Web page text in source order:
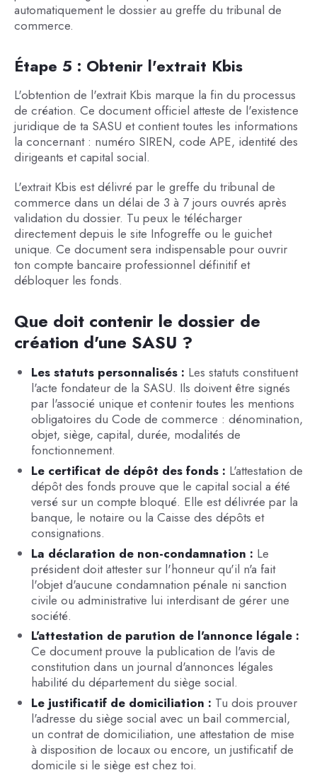
automatiquement le dossier au greffe du tribunal de
commerce.
Étape 5 : Obtenir l'extrait Kbis
L'obtention de l'extrait Kbis marque la fin du processus
de création. Ce document officiel atteste de l'existence
juridique de ta SASU et contient toutes les informations
la concernant : numéro SIREN, code APE, identité des
dirigeants et capital social.
L'extrait Kbis est délivré par le greffe du tribunal de
commerce dans un délai de 3 à 7 jours ouvrés après
validation du dossier. Tu peux le télécharger
directement depuis le site Infogreffe ou le guichet
unique. Ce document sera indispensable pour ouvrir
ton compte bancaire professionnel définitif et
débloquer les fonds.
Que doit contenir le dossier de
création d'une SASU ?
Les statuts personnalisés : Les statuts constituent
l'acte fondateur de la SASU. Ils doivent être signés
par l'associé unique et contenir toutes les mentions
obligatoires du Code de commerce : dénomination,
objet, siège, capital, durée, modalités de
fonctionnement.
Le certificat de dépôt des fonds : L'attestation de
dépôt des fonds prouve que le capital social a été
versé sur un compte bloqué. Elle est délivrée par la
banque, le notaire ou la Caisse des dépôts et
consignations.
La déclaration de non-condamnation : Le
président doit attester sur l'honneur qu'il n'a fait
l'objet d'aucune condamnation pénale ni sanction
civile ou administrative lui interdisant de gérer une
société.
L'attestation de parution de l'annonce légale :
Ce document prouve la publication de l'avis de
constitution dans un journal d'annonces légales
habilité du département du siège social.
Le justificatif de domiciliation : Tu dois prouver
l'adresse du siège social avec un bail commercial,
un contrat de domiciliation, une attestation de mise
à disposition de locaux ou encore, un justificatif de
domicile si le siège est chez toi.